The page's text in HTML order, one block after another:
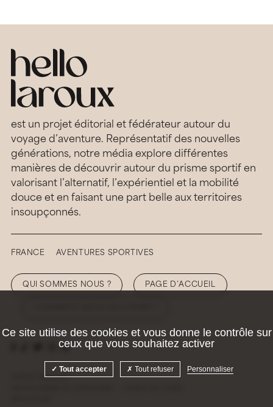
est un projet éditorial et fédérateur autour du
voyage d’aventure. Représentatif des nouvelles
générations, notre média explore différentes
manières de découvrir autour du prisme sportif en
valorisant l’alternatif, l’expérientiel et la mobilité
douce et en faisant une part belle aux territoires
insoupçonnés.
FRANCE AVENTURES SPORTIVES
QUI SOMMES NOUS ? PAGE D’ACCUEIL
© 2026 Hellolaroux
Ce site utilise des cookies et vous donne le contrôle sur
ceux que vous souhaitez activer
Tout accepter Tout refuser Personnaliser